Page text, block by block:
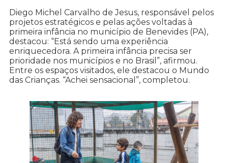
Diego Michel Carvalho de Jesus, responsável pelos
projetos estratégicos e pelas ações voltadas à
primeira infância no município de Benevides (PA),
destacou: “Está sendo uma experiência
enriquecedora. A primeira infância precisa ser
prioridade nos municípios e no Brasil”, afirmou.
Entre os espaços visitados, ele destacou o Mundo
das Crianças. “Achei sensacional”, completou.